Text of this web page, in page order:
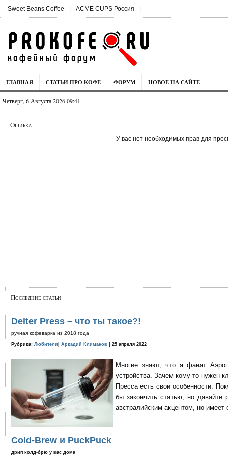
Sweet Beans Coffee | ACME CUPS Россия |
ГЛАВНАЯ СТАТЬИ ПРО КОФЕ ФОРУМ НОВОЕ НА САЙТЕ
Четверг, 6 Августа 2026 09:41
Ошибка
У вас нет необходимых прав для
Последние статьи
Delter Press – что ты такое?!
ручная кофеварка из 2018 года
Рубрика: Любители Аркадий Климанов | 25 апреля 2022
Многие знают, что я фанат
устройства. Зачем кому-то нужен
Пресса есть свои особенности.
бы закончить статью, но давайте
австралийским акцентом, но имеет
Cold-Brew и PuckPuck
дрип колд-брю у вас дома